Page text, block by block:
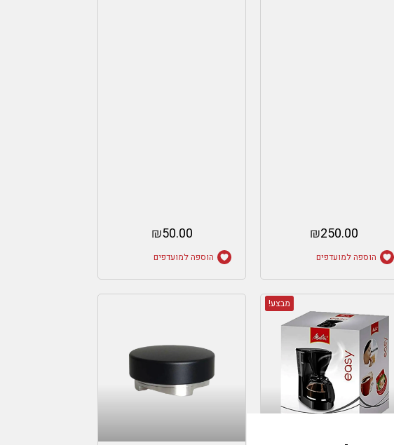
₪250.00
הוספה למועדפים
₪50.00
הוספה למועדפים
מבצע!
מידע נוסף הוספה לסל